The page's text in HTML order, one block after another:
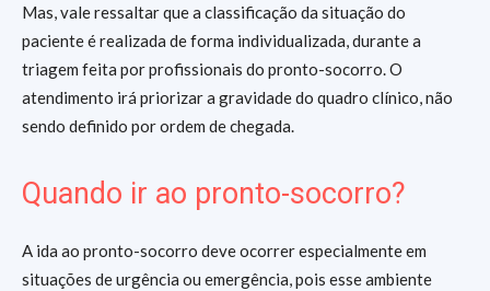
Mas, vale ressaltar que a classificação da situação do
paciente é realizada de forma individualizada, durante a
triagem feita por profissionais do pronto-socorro. O
atendimento irá priorizar a gravidade do quadro clínico, não
sendo definido por ordem de chegada.
Quando ir ao pronto-socorro?
A ida ao pronto-socorro deve ocorrer especialmente em
situações de urgência ou emergência, pois esse ambiente